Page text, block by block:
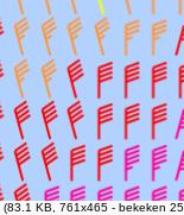
(83.1 KB, 761x465 - bekeken